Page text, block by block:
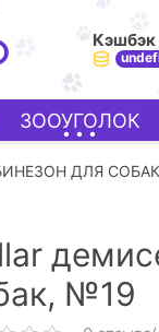
Кэшбэк
ЗООУГОЛОК
ДЛЯ
№19